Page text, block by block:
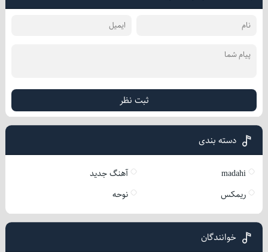
ثبت نظر
دسته بندی
madahi
آهنگ جدید
ریمکس
نوحه
خوانندگان